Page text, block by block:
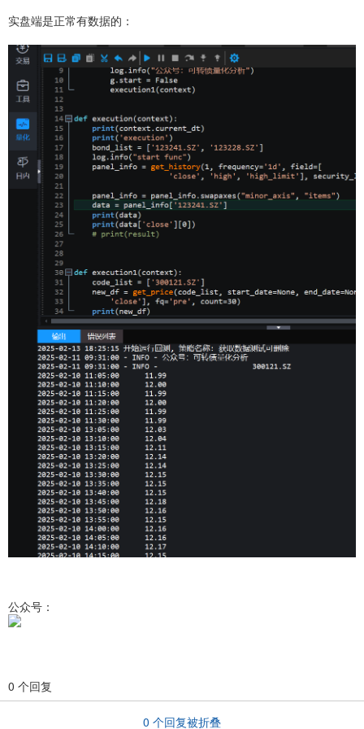
实盘端是正常有数据的：
公众号：
0 个回复
0 个回复被折叠